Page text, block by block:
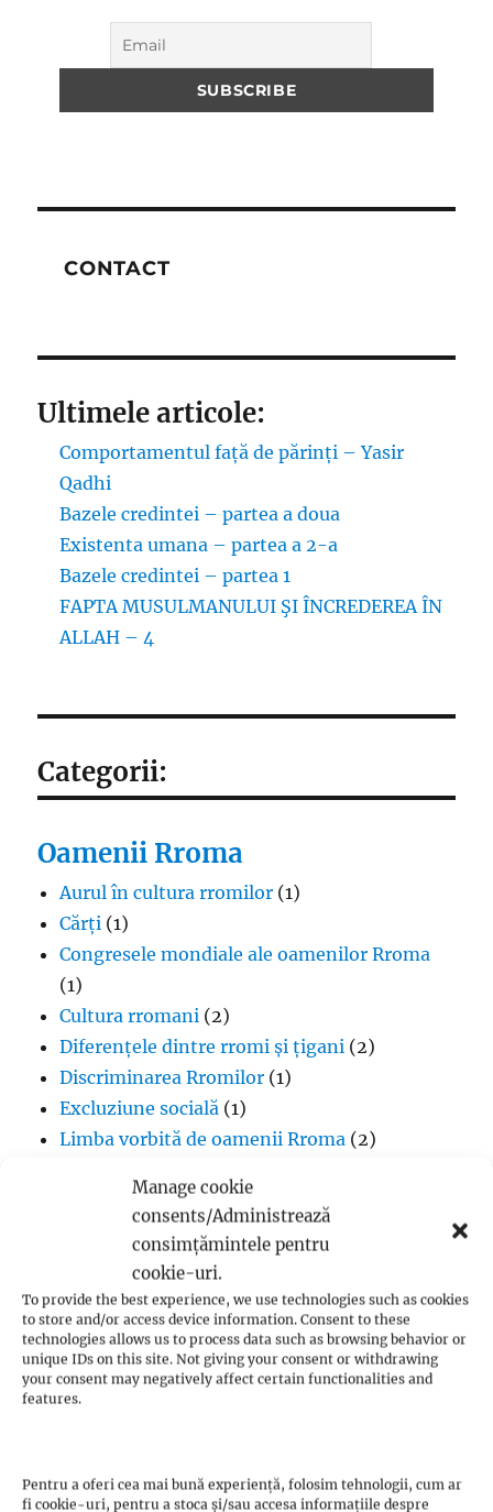
Manage cookie
consents/Administrează
consimțămintele pentru
cookie-uri.
To provide the best experience, we use technologies such as cookies
to store and/or access device information. Consent to these
technologies allows us to process data such as browsing behavior or
unique IDs on this site. Not giving your consent or withdrawing
your consent may negatively affect certain functionalities and
features.
Pentru a oferi cea mai bună experiență, folosim tehnologii, cum ar
fi cookie-uri, pentru a stoca și/sau accesa informațiile despre
CONTACT
Ultimele articole:
Comportamentul față de părinți – Yasir
Qadhi
Bazele credintei – partea a doua
Existenta umana – partea a 2-a
Bazele credintei – partea 1
FAPTA MUSULMANULUI ŞI ÎNCREDEREA ÎN
ALLAH – 4
Categorii:
Oamenii Rroma
Aurul în cultura rromilor (1)
Cărți (1)
Congresele mondiale ale oamenilor Rroma
(1)
Cultura rromani (2)
Diferențele dintre rromi și țigani (2)
Discriminarea Rromilor (1)
Excluziune socială (1)
Limba vorbită de oamenii Rroma (2)
(1)
Proverbe din cultura Rroma
Romii și cultul creștin(1)
Rromii căldărari: tradiții și meșteșuguri(1)
Rromii în melodiile trupei Pheonix(1)
Rromii slătari: tradiții și istorie(1)
Vlax Romani (1)